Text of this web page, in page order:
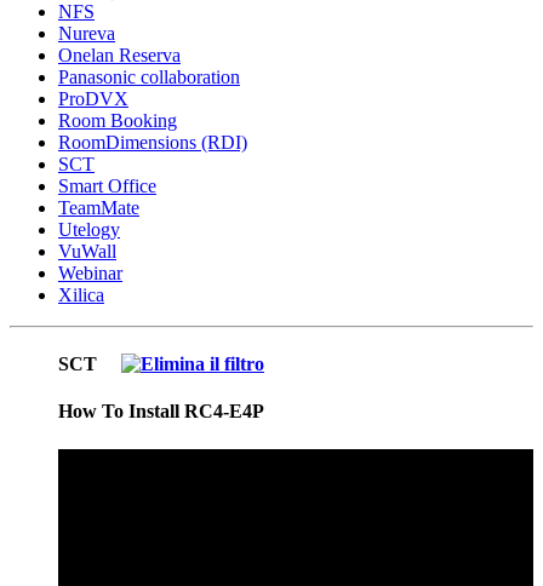
NFS
Nureva
Onelan Reserva
Panasonic collaboration
ProDVX
Room Booking
RoomDimensions (RDI)
SCT
Smart Office
TeamMate
Utelogy
VuWall
Webinar
Xilica
SCT
How To Install RC4-E4P